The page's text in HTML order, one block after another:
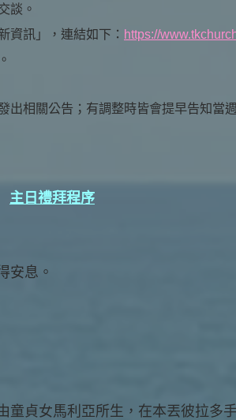
談。
資訊」，連結如下： https://
相關公告；有調整時皆會提早告知當
主日禮拜程序
安息。
貞女馬利亞所生，在本丟彼拉多